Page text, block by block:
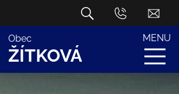
Obec
ŽÍTKOVÁ
MENU